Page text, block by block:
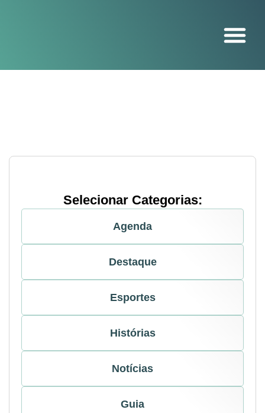
Selecionar Categorias:
Agenda
Destaque
Esportes
Histórias
Notícias
Guia